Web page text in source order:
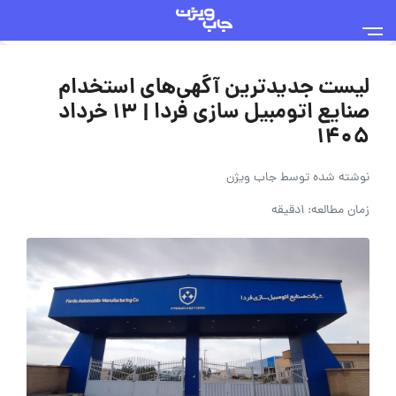
لیست جدیدترین آگهی‌های استخدام
صنایع اتومبیل سازی فردا | ۱۳ خرداد
۱۴۰۵
نوشته شده توسطجاب ویژن
زمان مطالعه: 1دقیقه